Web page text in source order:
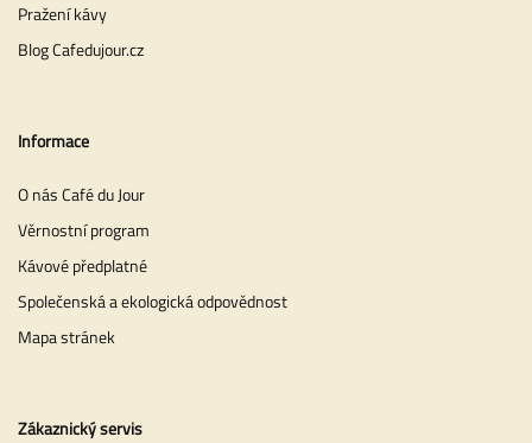
Pražení kávy
Blog Cafedujour.cz
Informace
O nás Café du Jour
Věrnostní program
Kávové předplatné
Společenská a ekologická odpovědnost
Mapa stránek
Zákaznický servis